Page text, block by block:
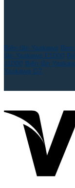
Biến tần Yaskawa
tần Yaskawa E1000
J1000 Biến tần
Yaskawa G7